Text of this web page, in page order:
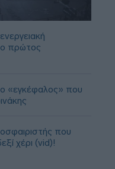
ο πρώτος
«εγκέφαλος» που
που
χέρι (vid)!